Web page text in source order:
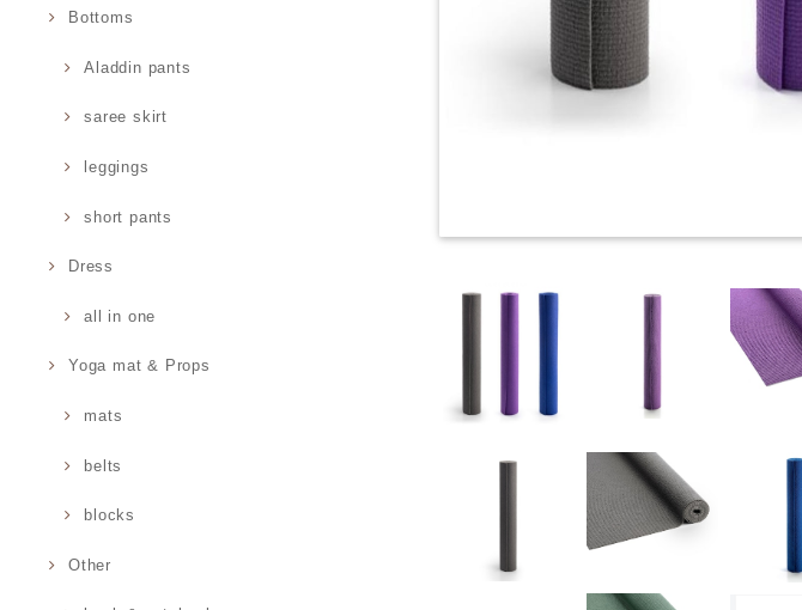
Bottoms
Aladdin pants
saree skirt
leggings
short pants
Dress
all in one
Yoga mat & Props
mats
belts
blocks
Other